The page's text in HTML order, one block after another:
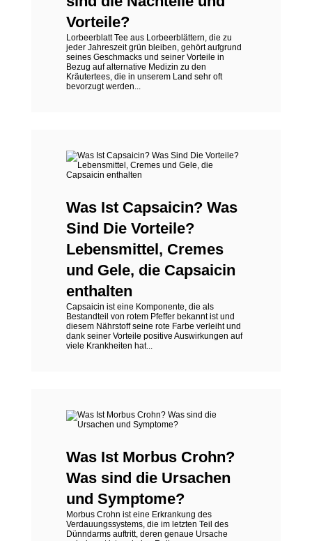
Vorteile?
Lorbeerblatt Tee aus Lorbeerblättern, die zu
jeder Jahreszeit grün bleiben, gehört aufgrund
seines Geschmacks und seiner Vorteile in
Bezug auf alternative Medizin zu den
Kräutertees, die in unserem Land sehr oft
bevorzugt werden...
Was Ist Capsaicin? Was
Sind Die Vorteile?
Lebensmittel, Cremes
und Gele, die Capsaicin
enthalten
Capsaicin ist eine Komponente, die als
Bestandteil von rotem Pfeffer bekannt ist und
diesem Nährstoff seine rote Farbe verleiht und
dank seiner Vorteile positive Auswirkungen auf
viele Krankheiten hat...
Was Ist Morbus Crohn?
Was sind die Ursachen
und Symptome?
Morbus Crohn ist eine Erkrankung des
Verdauungssystems, die im letzten Teil des
Dünndarms auftritt, deren genaue Ursache